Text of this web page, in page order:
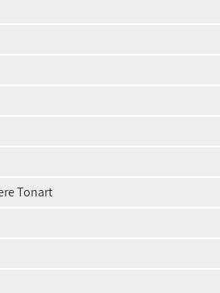
Tonart